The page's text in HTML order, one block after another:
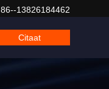
86--13826184462
Citaat